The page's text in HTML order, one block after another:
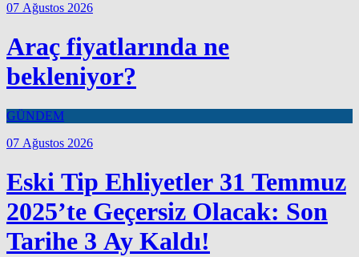
07 Ağustos 2026
Araç fiyatlarında ne
bekleniyor?
GÜNDEM
07 Ağustos 2026
Eski Tip Ehliyetler 31 Temmuz
2025’te Geçersiz Olacak: Son
Tarihe 3 Ay Kaldı!